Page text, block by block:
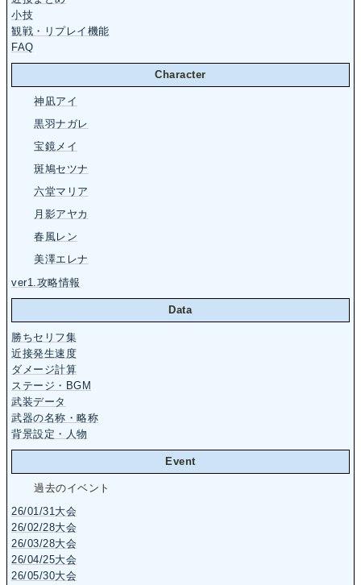
小技
観戦・リプレイ機能
FAQ
Character
神凪アイ
黒羽ナガレ
宝鏡メイ
斑鳩セツナ
六堂マリア
月影アヤカ
春風レン
美澤エレナ
ver1.攻略情報
Data
勝ちセリフ集
近接発生速度
ダメージ計算
ステージ・BGM
武装データ
武器の名称・略称
背景設定・人物
Event
過去のイベント
26/01/31大会
26/02/28大会
26/03/28大会
26/04/25大会
26/05/30大会